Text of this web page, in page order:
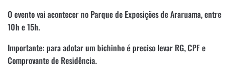
O evento vai acontecer no Parque de Exposições de Araruama, entre
10h e 15h.
Importante: para adotar um bichinho é preciso levar RG, CPF e
Comprovante de Residência.